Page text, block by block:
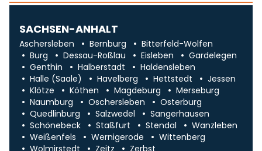
SACHSEN-ANHALT
Aschersleben Bernburg
Bitterfeld-Wolfen
Burg
Dessau-Roßlau Eisleben
Gardelegen
Genthin
Halberstadt
Haldensleben
Halle (Saale)
Havelberg Hettstedt
Jessen
Klötze
Köthen Magdeburg
Merseburg
Naumburg
Oschersleben
Osterburg
Quedlinburg
Salzwedel
Sangerhausen
Schönebeck
Staßfurt Stendal
Wanzleben
Weißenfels
Wernigerode
Wittenberg
Wolmirstedt
Zeitz Zerbst